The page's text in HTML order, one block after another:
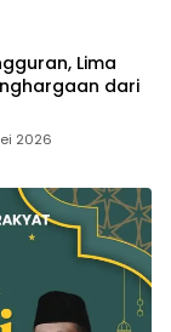
Lima
dari
2026